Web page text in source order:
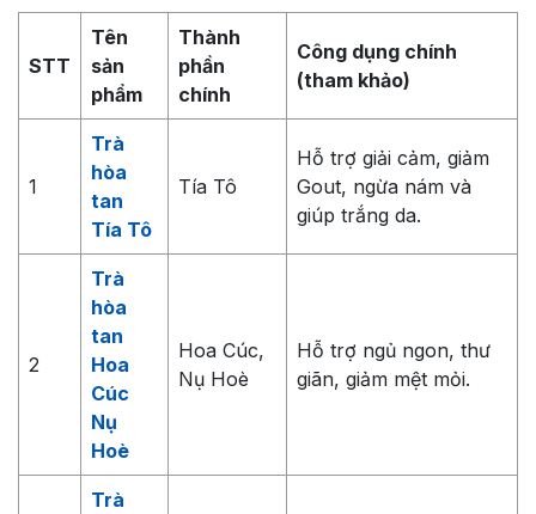
STT
Tên
sản
phẩm
Thành
phần
chính
Công dụng chính
(tham khảo)
1
Trà
hòa
tan
Tía Tô
Tía Tô
Hỗ trợ giải cảm, giảm
Gout, ngừa nám và
giúp trắng da.
2
Trà
hòa
tan
Hoa
Cúc
Nụ
Hoè
Hoa Cúc,
Nụ Hoè
Hỗ trợ ngủ ngon, thư
giãn, giảm mệt mỏi.
Trà